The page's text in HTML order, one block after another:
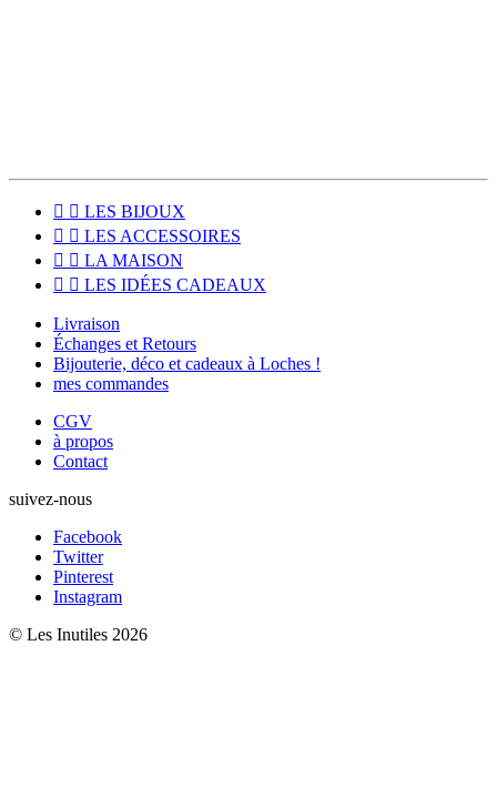
  LES BIJOUX
  LES ACCESSOIRES
  LA MAISON
  LES IDÉES CADEAUX
Livraison
Échanges et Retours
Bijouterie, déco et cadeaux à Loches !
mes commandes
CGV
à propos
Contact
suivez-nous
Facebook
Twitter
Pinterest
Instagram
© Les Inutiles 2026